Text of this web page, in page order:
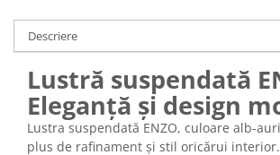
Descriere
Lustră suspendată
Eleganță și design
Lustra suspendată ENZO, culoare alb-
plus de rafinament și stil oricărui